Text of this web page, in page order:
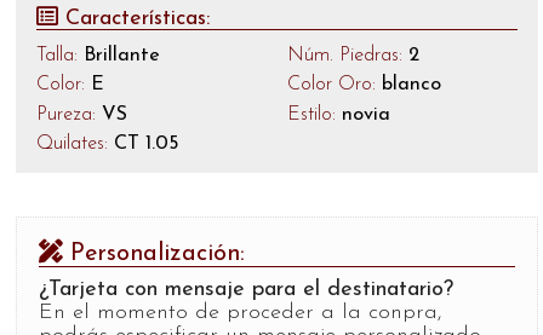
Características:
Talla: Brillante
Color: E
Pureza: VS
Quilates: CT 1.05
Núm. Piedras: 2
Color Oro: blanco
Estilo: novia
Personalización:
¿Tarjeta con mensaje para el destinatario?
En el momento de proceder a la conpra,